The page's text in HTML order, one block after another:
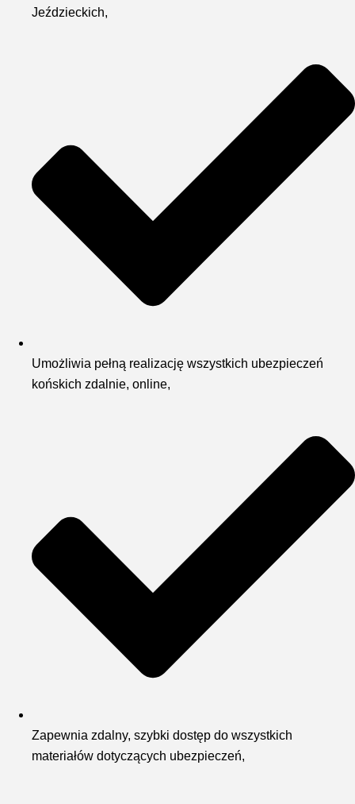
Jeździeckich,
Umożliwia pełną realizację wszystkich ubezpieczeń
końskich zdalnie, online,
Zapewnia zdalny, szybki dostęp do wszystkich
materiałów dotyczących ubezpieczeń,